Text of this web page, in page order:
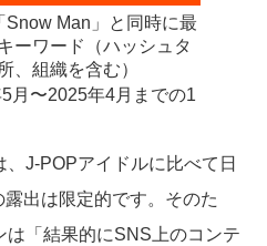
Man」と同時に最
ーワード（ハッシュタ
、組織を含む）
月〜2025年4月までの1
J-POPアイドルに比べて日
出は限定的です。そのた
「結果的にSNS上のコンテ